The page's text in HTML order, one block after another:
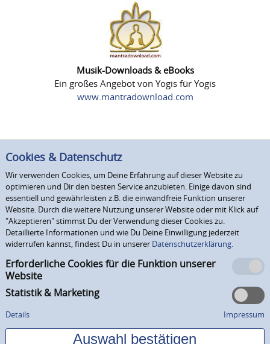
Musik-Downloads & eBooks
Ein großes Angebot von Yogis für Yogis
www.mantradownload.com
Cookies & Datenschutz
Wir verwenden Cookies, um Deine Erfahrung auf dieser Website zu
optimieren und Dir den besten Service anzubieten. Einige davon sind
essentiell und gewährleisten z.B. die einwandfreie Funktion unserer
Website. Durch die weitere Nutzung unserer Website oder mit Klick auf
"Akzeptieren" stimmst Du der Verwendung dieser Cookies zu.
Detaillierte Informationen und wie Du Deine Einwilligung jederzeit
widerrufen kannst, findest Du in unserer Datenschutzerklärung.
Erforderliche Cookies für die Funktion unserer
Website
Statistik & Marketing
Details Impressum